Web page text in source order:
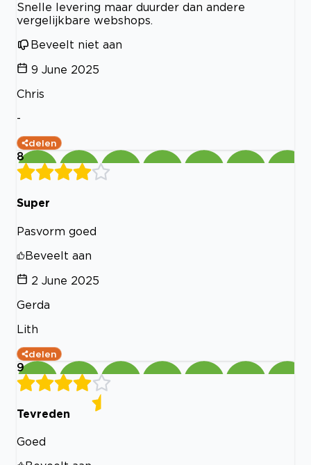
Snelle levering maar duurder dan andere
vergelijkbare webshops.
Beveelt niet aan
9 June 2025
Chris
-
delen
8
Super
Pasvorm goed
Beveelt aan
2 June 2025
Gerda
Lith
delen
9
Tevreden
Goed